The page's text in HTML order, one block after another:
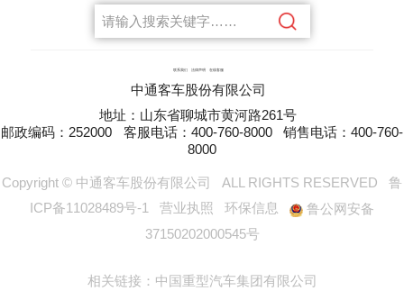
联系我们 法律声明 在线客服
中通客车股份有限公司
地址：山东省聊城市黄河路261号
邮政编码：252000
客服电话：400-760-8000
销售电话：400-760-
8000
Copyright © 中通客车股份有限公司 ALL RIGHTS RESERVED
鲁
ICP备11028489号-1
营业执照 环保信息
鲁公网安备
37150202000545号
相关链接： 中国重型汽车集团有限公司